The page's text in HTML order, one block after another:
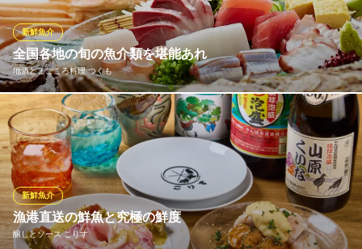
ら焼き上げられたうなぎはもちろん、旬の素材を使った『天ぷ
ら』や『煮物』など、上品な味わいの和食もお楽しみいただけま
す。
彦 本店
鰻・寿司・日本料理
ゆいレール古島駅 徒歩18分
沖縄県那覇市字銘苅310
全国各地の旬の魚介類を堪能あれ
地酒とまごころ料理 つくも
新鮮魚介
三種盛り、五種盛り、もしくは単品で・・。 日本酒や焼酎、お酒
とも愛称抜群です。
地酒とまごころ料理 つくも
地酒とまごごろ料理
ゆいレール旭橋駅 徒歩4分
沖縄県那覇市泉崎1-14-14
漁港直送の鮮魚と究極の鮮度
醸しとソース こりす
新鮮魚介